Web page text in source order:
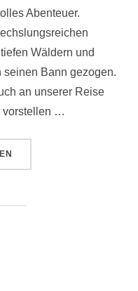
Abenteuer.
Wäldern und
seinen Bann gezogen.
an unserer Reise
vorstellen …
„ROADTRIP MIT DEM